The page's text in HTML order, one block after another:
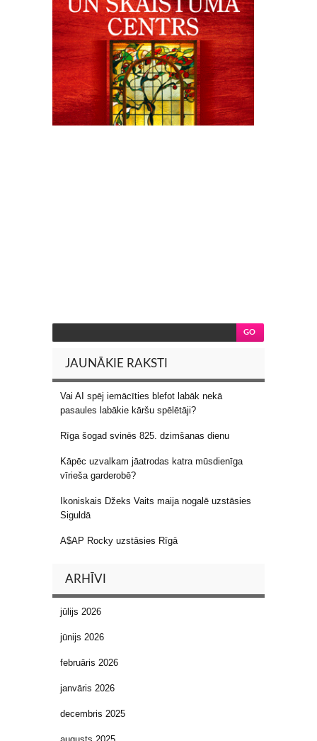
JAUNĀKIE RAKSTI
Vai AI spēj iemācīties blefot labāk nekā
pasaules labākie kāršu spēlētāji?
Rīga šogad svinēs 825. dzimšanas dienu
Kāpēc uzvalkam jāatrodas katra mūsdienīga
vīrieša garderobē?
Ikoniskais Džeks Vaits maija nogalē uzstāsies
Siguldā
A$AP Rocky uzstāsies Rīgā
ARHĪVI
jūlijs 2026
jūnijs 2026
februāris 2026
janvāris 2026
decembris 2025